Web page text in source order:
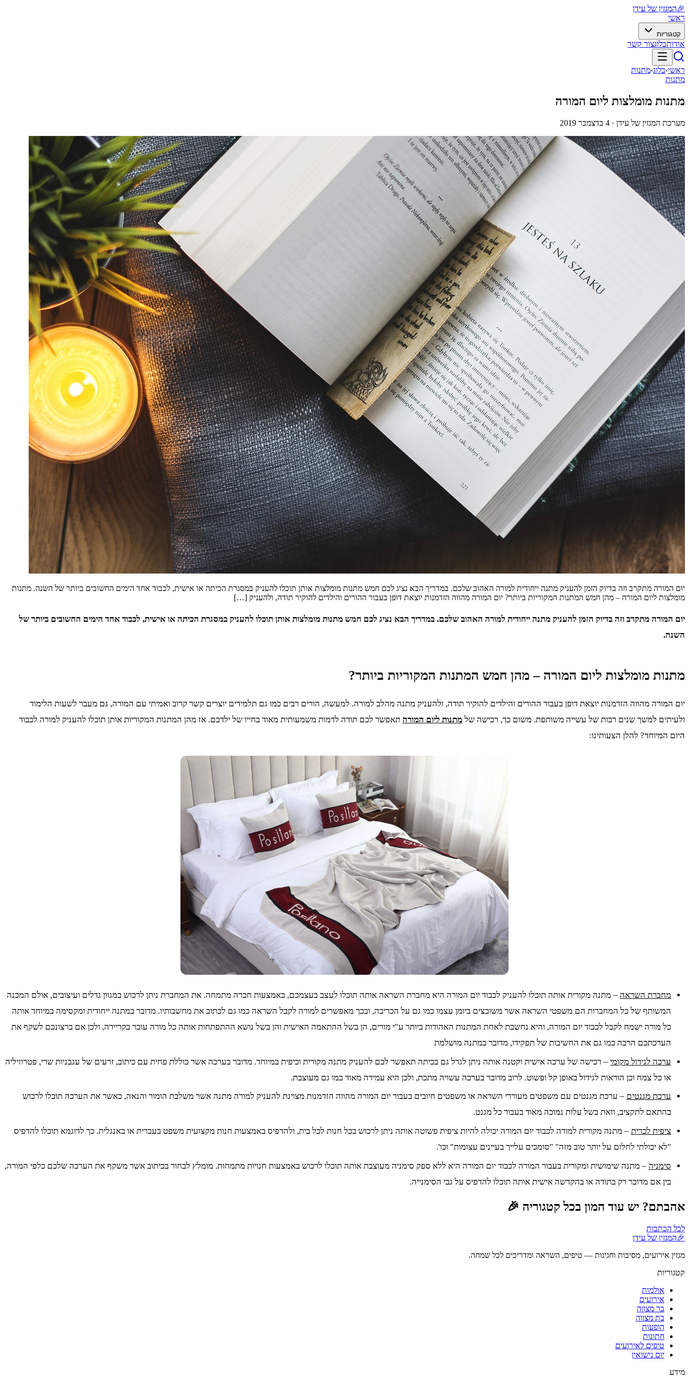
🎉המגזין של עידן
ראשי
קטגוריות
אודותבלוגצור קשר
ראשי›בלוג›מתנות
מתנות
מתנות מומלצות ליום המורה
מערכת המגזין של עידן · 4 בדצמבר 2019
יום המורה מתקרב וזה בדיוק הזמן להעניק מתנה ייחודית למורה האהוב שלכם. במדריך הבא נציג לכם חמש מתנות מומלצות אותן תוכלו להעניק במסגרת הכיתה או אישית, לכבוד אחד הימים החשובים ביותר של השנה. מתנות
מומלצות ליום המורה – מהן חמש המתנות המקוריות ביותר? יום המורה מהווה הזדמנות יוצאת דופן בעבור ההורים והילדים להוקיר תודה, ולהעניק […]
יום המורה מתקרב וזה בדיוק הזמן להעניק מתנה ייחודית למורה האהוב שלכם. במדריך הבא נציג לכם חמש מתנות מומלצות אותן תוכלו להעניק במסגרת הכיתה או אישית, לכבוד אחד הימים החשובים ביותר של
השנה.
מתנות מומלצות ליום המורה – מהן חמש המתנות המקוריות ביותר?
יום המורה מהווה הזדמנות יוצאת דופן בעבור ההורים והילדים להוקיר תודה, ולהעניק מתנה מהלב למורה. למעשה, הורים רבים כמו גם תלמידים יוצרים קשר קרוב ואמיתי עם המורה, גם מעבר לשעות הלימוד
ולעיתים למשך שנים רבות של עשייה משותפת. משום כך, רכישה של מתנות ליום המורה תאפשר לכם תודה לדמות משמעותית מאוד בחייו של ילדכם. אז מהן המתנות המקוריות אותן תוכלו להעניק למורה לכבוד
היום המיוחד? להלן הצעותינו:
מחברת השראה – מתנה מקורית אותה תוכלו להעניק לכבוד יום המורה היא מחברת השראה אותה תוכלו לעצב בעצמכם, באמצעות חברה מתמחה. את המחברת ניתן לרכוש במגוון גדלים ועיצובים, אולם המכנה
המשותף של כל המחברות הם משפטי השראה אשר משובצים ביומן עצמו כמו גם על הכריכה, ובכך מאפשרים למורה לקבל השראה כמו גם לכתוב את מחשבותיו. מדובר במתנה ייחודית ומקסימה במיוחד אותה
כל מורה ישמח לקבל לכבוד יום המורה, והיא נחשבת לאחת המתנות האהודות ביותר ע"י מורים, הן בשל ההתאמה האישית והן בשל נושא ההתפתחות אותה כל מורה עובר בקריירה, ולכן אם ברצונכם לשקף את
הערכתכם הרבה כמו גם את החשיבות של תפקידו, מדובר במתנה מושלמת
ערכה לגידול מקומי– רכישה של ערכה אישית וקטנה אותה ניתן לגדל גם בכיתה תאפשר לכם להעניק מתנה מקורית וכיפית במיוחד. מדובר בערכה אשר כוללת פחית עם כיתוב, זרעים של עגבניות שרי, פטרוזיליה
או כל צמח וכן הוראות לגידול באופן קל ופשוט. לרוב מדובר בערכה עשויה מתכת, ולכן היא עמידה מאוד כמו גם מעוצבת.
ערכת מגנטים – ערכת מגנטים עם משפטים מעוררי השראה או משפטים חיובים בעבור יום המורה מהווה הזדמנות מצוינת להעניק למורה מתנה אשר משלבת הומור והנאה, כאשר את הערכה תוכלו לרכוש
בהתאם לתקציב, וזאת בשל עלות נמוכה מאוד בעבור כל מגנט.
ציפית לכרית– מתנה מקורית למורה לכבוד יום המורה יכולה להיות ציפית פשוטה אותה ניתן לרכוש בכל חנות לכל בית, ולהדפיס באמצעות חנות מקצועית משפט בעברית או באנגלית. כך לדוגמא תוכלו להדפיס
"לא יכולתי לחלום על יותר טוב מזה" "סומכים עלייך בעיינים עצומות" וכו'.
סימניה – מתנה שימושית ומקורית בעבור המורה לכבוד יום המורה היא ללא ספק סימניה מעוצבת אותה תוכלו לרכוש באמצעות חנויות מתמחות. מומלץ לבחור בכיתוב אשר משקף את הערכה שלכם כלפי המורה,
בין אם מדובר רק בתודה או בהקדשה אישית אותה תוכלו להדפיס על גבי הסימנייה.
אהבתם? יש עוד המון בכל קטגוריה 🎉
לכל הכתבות
🎉המגזין של עידן
מגזין אירועים, מסיבות וחגיגות — טיפים, השראה ומדריכים לכל שמחה.
קטגוריות
אולמות
אירועים
בר מצווה
בת מצווה
הופעות
חתונות
טיפים לאירועים
יום נישואין
מידע